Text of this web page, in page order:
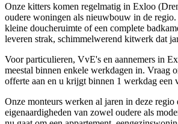
Onze kitters komen regelmatig in Exloo
oudere woningen als nieuwbouw in de regio.
kleine doucheruimte of een complete
leveren strak, schimmelwerend kitwerk dat
Voor particulieren, VvE's en aannemers in
meestal binnen enkele werkdagen in. Vraag
offerte aan en u krijgt binnen 1 werkdag een
Onze monteurs werken al jaren in deze regio
eigenaardigheden van zowel oudere als